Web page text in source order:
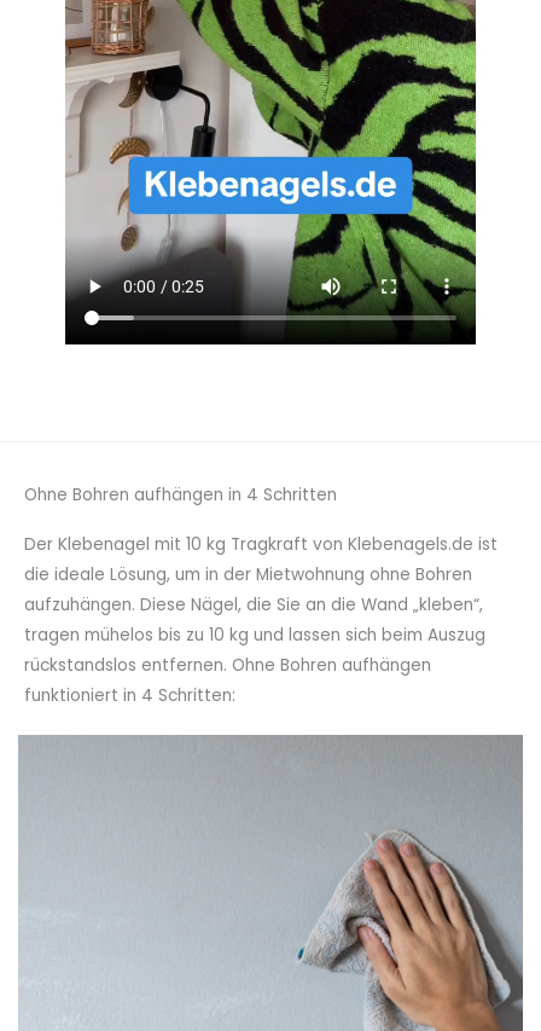
Ohne Bohren aufhängen in 4 Schritten
Der Klebenagel mit 10 kg Tragkraft von Klebenagels.de ist
die ideale Lösung, um in der Mietwohnung ohne Bohren
aufzuhängen. Diese Nägel, die Sie an die Wand „kleben“,
tragen mühelos bis zu 10 kg und lassen sich beim Auszug
rückstandslos entfernen. Ohne Bohren aufhängen
funktioniert in 4 Schritten: